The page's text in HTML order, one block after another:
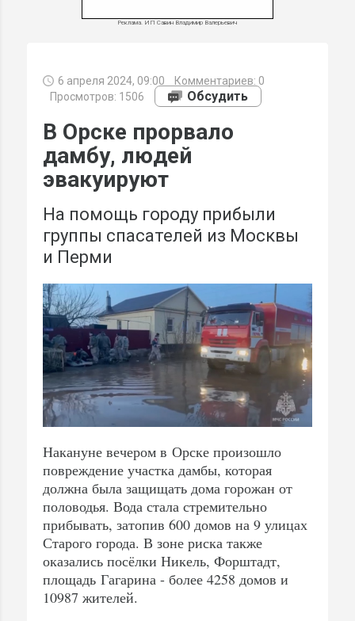
Реклама. ИП Савин Владимир Валерьевич
6 апреля 2024, 09:00 Комментариев: 0
Просмотров: 1506
Обсудить
В Орске прорвало
дамбу, людей
эвакуируют
На помощь городу прибыли
группы спасателей из Москвы
и Перми
Накануне вечером в Орске произошло
повреждение участка дамбы, которая
должна была защищать дома горожан от
половодья. Вода стала стремительно
прибывать, затопив 600 домов на 9 улицах
Старого города. В зоне риска также
оказались посёлки Никель, Форштадт,
площадь Гагарина - более 4258 домов и
10987 жителей.